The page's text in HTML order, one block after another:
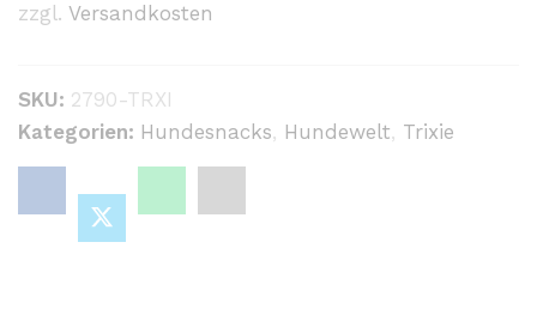
zzgl. Versandkosten
SKU: 2790-TRXI
Kategorien: Hundesnacks, Hundewelt, Trixie